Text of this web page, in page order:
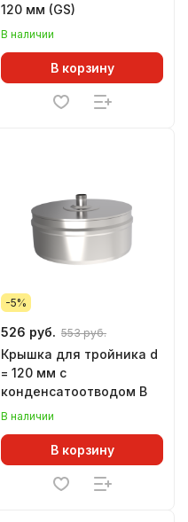
120 мм (GS)
В наличии
В корзину
-5%
526 руб. 553 руб.
Крышка для тройника d
= 120 мм с
конденсатоотводом В
В наличии
В корзину